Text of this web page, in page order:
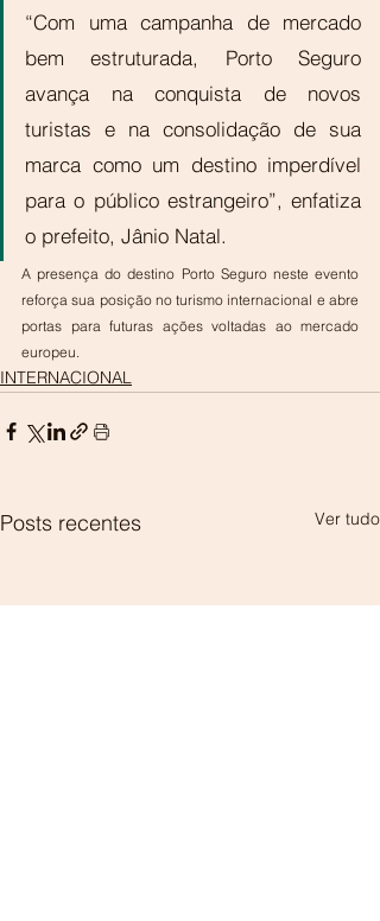
“Com uma campanha de mercado
bem estruturada, Porto Seguro
avança na conquista de novos
turistas e na consolidação de sua
marca como um destino imperdível
para o público estrangeiro”, enfatiza
o prefeito, Jânio Natal.
A presença do destino Porto Seguro neste evento
reforça sua posição no turismo internacional e abre
portas para futuras ações voltadas ao mercado
europeu.
INTERNACIONAL
Posts recentes Ver tudo